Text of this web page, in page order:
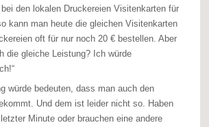
den lokalen Druckereien Visitenkarten für
kann man heute die gleichen Visitenkarten
oft für nur noch 20 € bestellen. Aber
die gleiche Leistung? Ich würde
würde bedeuten, dass man auch den
Und dem ist leider nicht so. Haben
Minute oder brauchen eine andere